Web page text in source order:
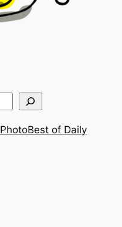
PhotoBest of Daily